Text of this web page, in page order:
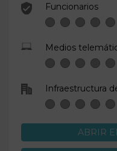
Funcionarios
Medios
Infraestructura
ABRIR